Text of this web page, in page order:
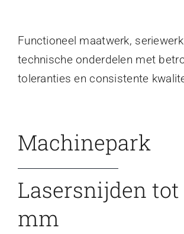
Functioneel maatwerk,
technische onderdelen met
toleranties en consistente
Machinepark
Lasersnijden tot
mm